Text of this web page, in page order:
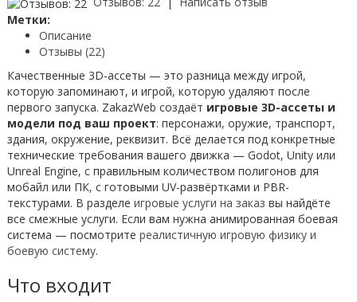
Метки:
Описание
Отзывы (22)
Качественные 3D-ассеты — это разница между игрой,
которую запоминают, и игрой, которую удаляют после
первого запуска. ZakazWeb создаёт игровые 3D-ассеты и
модели под ваш проект: персонажи, оружие, транспорт,
здания, окружение, реквизит. Всё делается под конкретные
технические требования вашего движка — Godot, Unity или
Unreal Engine, с правильным количеством полигонов для
мобайл или ПК, с готовыми UV-развёртками и PBR-
текстурами. В разделе игровые услуги на заказ вы найдёте
все смежные услуги. Если вам нужна анимированная боевая
система — посмотрите реалистичную игровую физику и
боевую систему.
Что входит